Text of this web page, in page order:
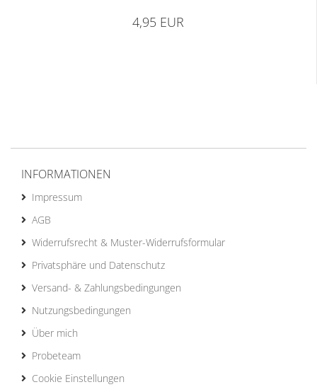
4,95 EUR
INFORMATIONEN
Impressum
AGB
Widerrufsrecht & Muster-Widerrufsformular
Privatsphäre und Datenschutz
Versand- & Zahlungsbedingungen
Nutzungsbedingungen
Über mich
Probeteam
Cookie Einstellungen